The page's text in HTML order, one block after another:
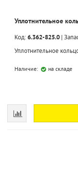
Уплотнительное
Код:6.362-825.0 |
Уплотнительное
Наличие: на складе